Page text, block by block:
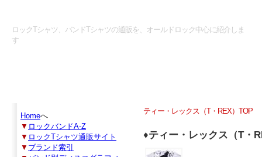
ロックTシャツ、バンドTシャツの通販を、オールドロック中心に紹介しま
す
ティー・レックス（T・REX）TOP
♦ティー・レックス（T・
Homeへ
▼ ロックバンドA-Z
▼ ロックTシャツ通販サイト
▼ ブランド索引